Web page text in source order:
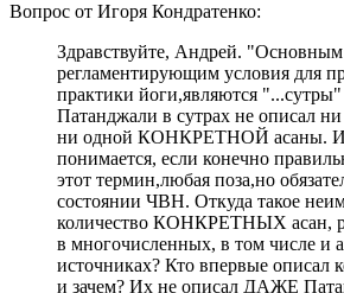
Вопрос от Игоря Кондратенко:
Здравствуйте, Андрей.
регламентирующим условия для
практики йоги,являются
Патанджали в сутрах не описал
ни одной КОНКРЕТНОЙ асаны. И
понимается, если конечно
этот термин,любая поза,но
состоянии ЧВН. Откуда такое
количество КОНКРЕТНЫХ асан,
в многочисленных, в том числе и
источниках? Кто впервые описал
и зачем? Их не описал ДАЖЕ